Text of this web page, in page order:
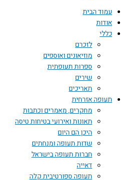
עמוד הבית
אודות
כללי
לזכרם
מוזיאונים ואוספים
ספרות תעופתית
שירים
תאריכים
תעופה אזרחית
מחקרים, מאמרים וכתבות
תאונות ואירועי בטיחות טיסה
היכן הם היום
שדות תעופה ומנחתים
חברות תעופה בישראל
דאייה
תעופה ספורטיבית קלה